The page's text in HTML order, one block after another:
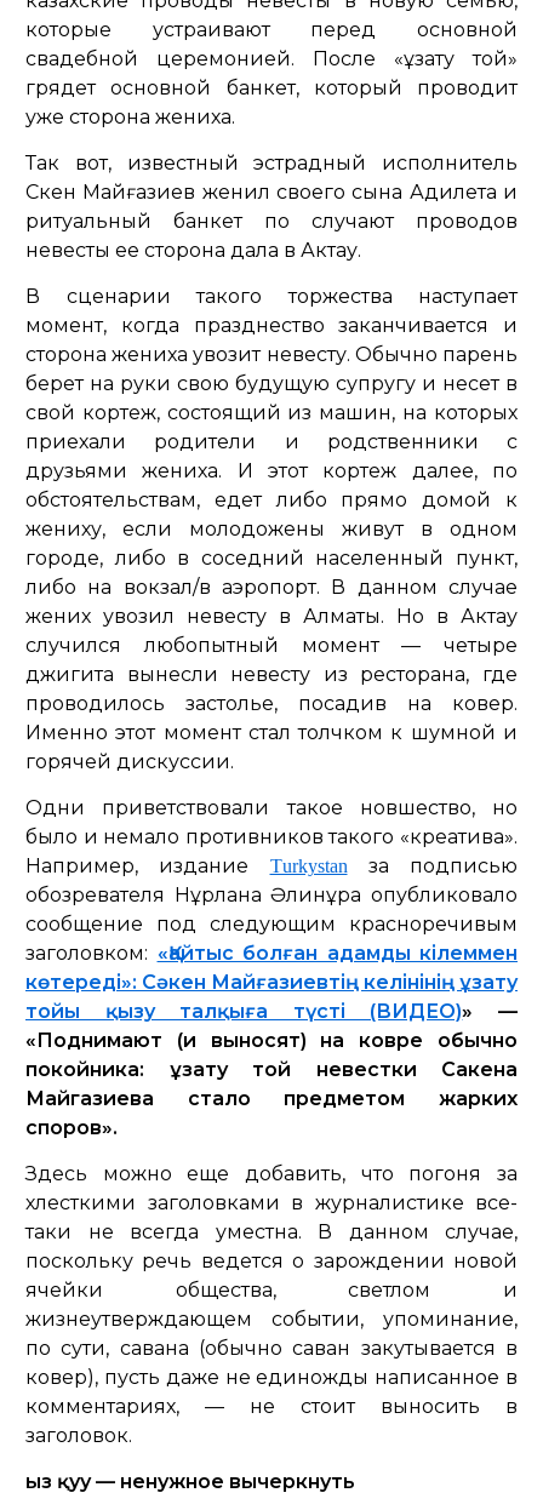
которые устраивают перед основной
свадебной церемонией. После «ұзату той»
грядет основной банкет, который проводит
уже сторона жениха.
Так вот, известный эстрадный исполнитель
Сәкен Майғазиев женил своего сына Адилета и
ритуальный банкет по случают проводов
невесты ее сторона дала в Актау.
В сценарии такого торжества наступает
момент, когда празднество заканчивается и
сторона жениха увозит невесту. Обычно парень
берет на руки свою будущую супругу и несет в
свой кортеж, состоящий из машин, на которых
приехали родители и родственники с
друзьями жениха. И этот кортеж далее, по
обстоятельствам, едет либо прямо домой к
жениху, если молодожены живут в одном
городе, либо в соседний населенный пункт,
либо на вокзал/в аэропорт. В данном случае
жених увозил невесту в Алматы. Но в Актау
случился любопытный момент — четыре
джигита вынесли невесту из ресторана, где
проводилось застолье, посадив на ковер.
Именно этот момент стал толчком к шумной и
горячей дискуссии.
Одни приветствовали такое новшество, но
было и немало противников такого «креатива».
Например, издание Тurkystanза подписью
обозревателя Нұрлана Әлинұра опубликовало
сообщение под следующим красноречивым
заголовком: «Қайтыс болған адамды кілеммен
көтереді»: Сәкен Майғазиевтің келінінің ұзату
тойы қызу талқыға түсті (ВИДЕО)» —
«Поднимают (и выносят) на ковре обычно
покойника: ұзату той невестки Сакена
Майгазиева стало предметом жарких
споров».
Здесь можно еще добавить, что погоня за
хлесткими заголовками в журналистике все-
таки не всегда уместна. В данном случае,
поскольку речь ведется о зарождении новой
ячейки общества, светлом и
жизнеутверждающем событии, упоминание,
по сути, савана (обычно саван закутывается в
ковер), пусть даже не единожды написанное в
комментариях, — не стоит выносить в
заголовок.
Қыз қуу — ненужное вычеркнуть